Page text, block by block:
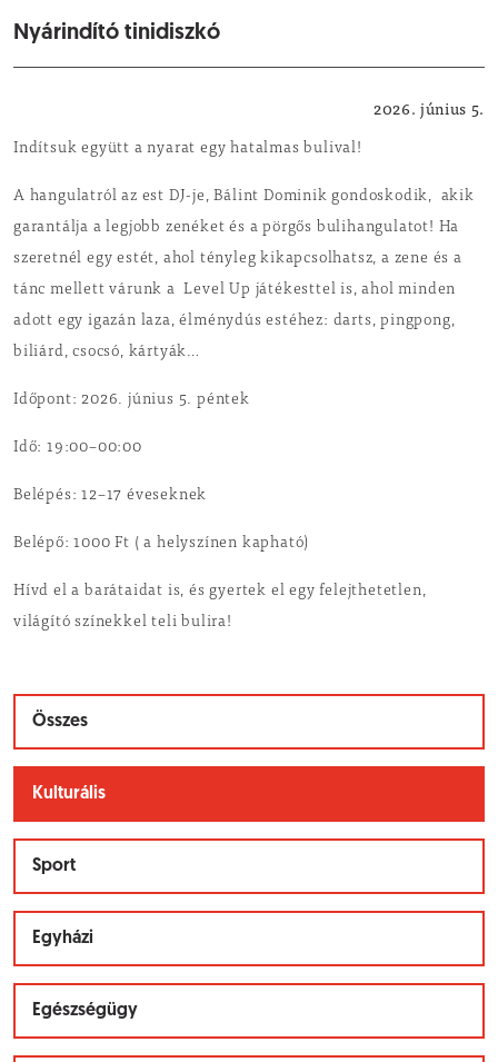
Nyárindító tinidiszkó
2026. június 5.
Indítsuk együtt a nyarat egy hatalmas bulival!
A hangulatról az est DJ-je, Bálint Dominik gondoskodik, akik
garantálja a legjobb zenéket és a pörgős bulihangulatot! Ha
szeretnél egy estét, ahol tényleg kikapcsolhatsz, a zene és a
tánc mellett várunk a Level Up játékesttel is, ahol minden
adott egy igazán laza, élménydús estéhez: darts, pingpong,
biliárd, csocsó, kártyák…
Időpont: 2026. június 5. péntek
Idő: 19:00–00:00
Belépés: 12–17 éveseknek
Belépő: 1000 Ft ( a helyszínen kapható)
Hívd el a barátaidat is, és gyertek el egy felejthetetlen,
világító színekkel teli bulira!
Összes
Kulturális
Sport
Egyházi
Egészségügy